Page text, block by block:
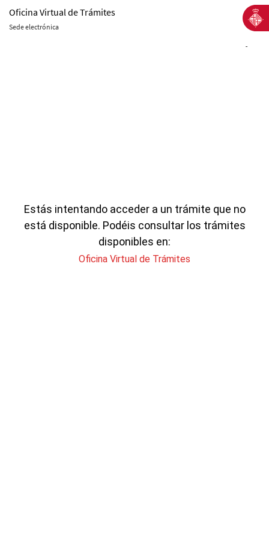
Oficina Virtual de Trámites
Sede electrónica
-
Estás intentando acceder a un trámite que no
está disponible. Podéis consultar los trámites
disponibles en:
Oficina Virtual de Trámites